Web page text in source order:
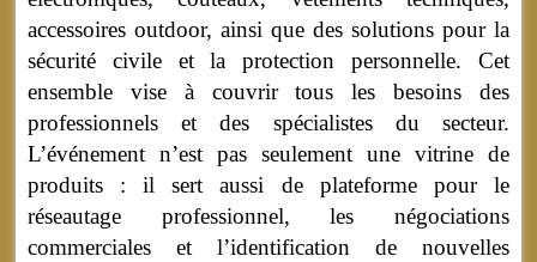
accessoires outdoor, ainsi que des solutions pour la
sécurité civile et la protection personnelle. Cet
ensemble vise à couvrir tous les besoins des
professionnels et des spécialistes du secteur.
L’événement n’est pas seulement une vitrine de
produits : il sert aussi de plateforme pour le
réseautage professionnel, les négociations
commerciales et l’identification de nouvelles